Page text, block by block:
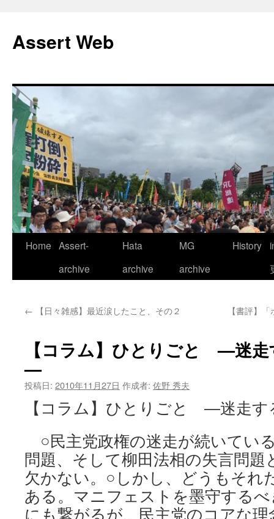
テ
ン
ス
キ
ッ
プ
Assert Web
Home Assert-
archive
Hata
archive
MG
archive
History
← 【日々雑感】最近涙したこと、その２ 【書評】
【コラム】ひとりごと —迷走
—
投稿日: 2010年11月27日 作成者: 佐野 秀夫
【コラム】ひとりごと —迷走
○民主党政権の迷走が続いてい
問題、そして柳田法相の失言問
欠かない。○しかし、どうもそれ
ある。マニフェストを墨守する
にも繋がるが、民主党のコアな